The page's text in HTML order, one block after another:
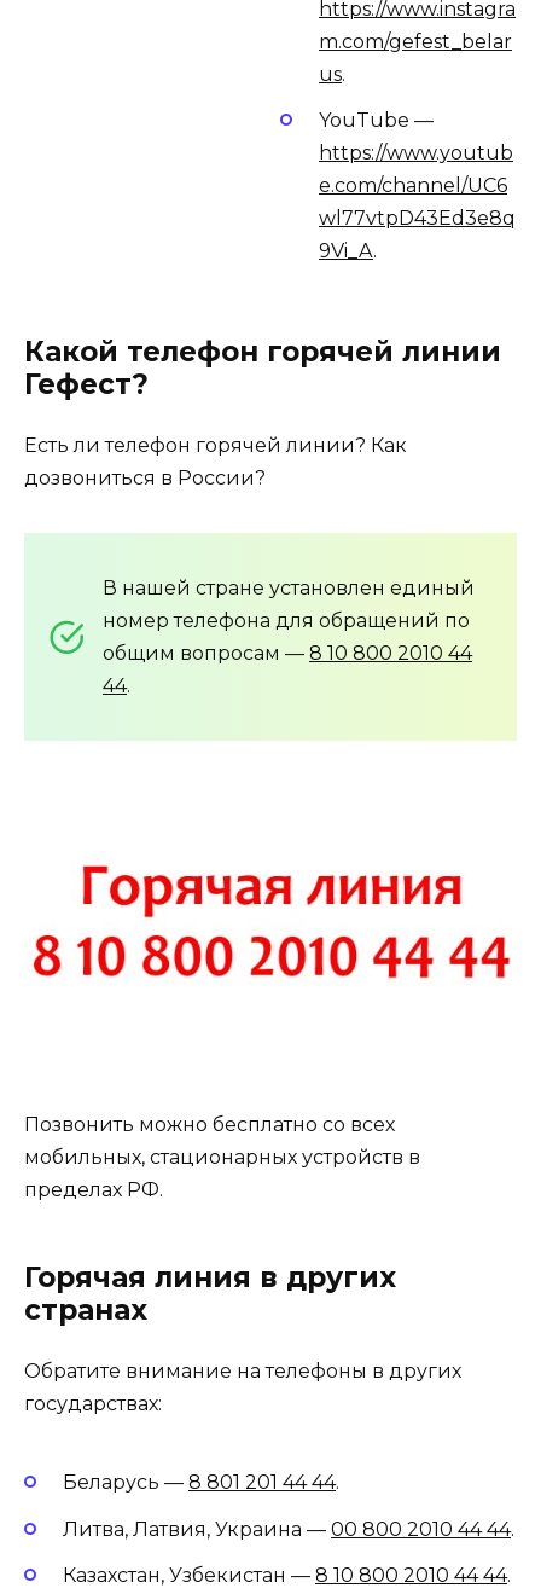
https://www.instagra
m.com/gefest_belar
us.
YouTube —
https://www.youtub
e.com/channel/UC6
wl77vtpD43Ed3e8q
9Vi_A.
Какой телефон горячей линии
Гефест?
Есть ли телефон горячей линии? Как
дозвониться в России?
В нашей стране установлен единый
номер телефона для обращений по
общим вопросам — 8 10 800 2010 44
44.
Позвонить можно бесплатно со всех
мобильных, стационарных устройств в
пределах РФ.
Горячая линия в других
странах
Обратите внимание на телефоны в других
государствах:
Беларусь — 8 801 201 44 44.
Литва, Латвия, Украина — 00 800 2010 44 44.
Казахстан, Узбекистан — 8 10 800 2010 44 44.